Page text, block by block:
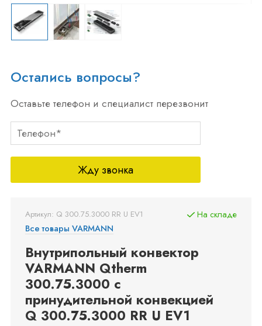
Остались вопросы?
Оставьте телефон и специалист перезвонит
Жду звонка
Артикул: Q 300.75.3000 RR U EV1
Все товары VARMANN
Внутрипольный конвектор
VARMANN Qtherm
300.75.3000 с
принудительной конвекцией
Q 300.75.3000 RR U EV1
На складе